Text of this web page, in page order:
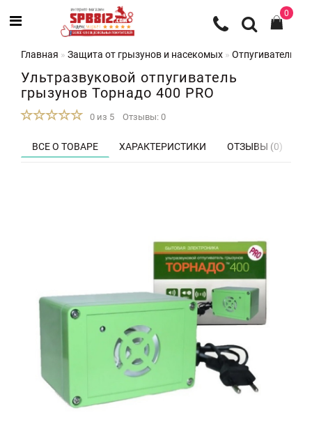
0
Главная Защита от грызунов и насекомых Отпугиватели
Ультразвуковой отпугиватель
грызунов Торнадо 400 PRO
0 из 5 Отзывы: 0
ВСЕ О ТОВАРЕ ХАРАКТЕРИСТИКИ ОТЗЫВЫ (0)